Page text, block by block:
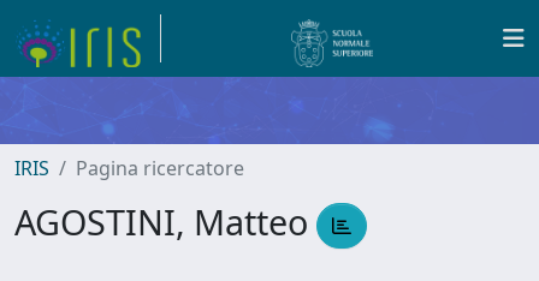
IRIS Pagina ricercatore
AGOSTINI, Matteo